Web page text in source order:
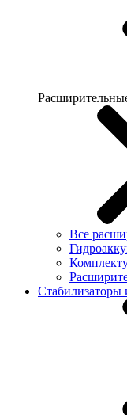
Все